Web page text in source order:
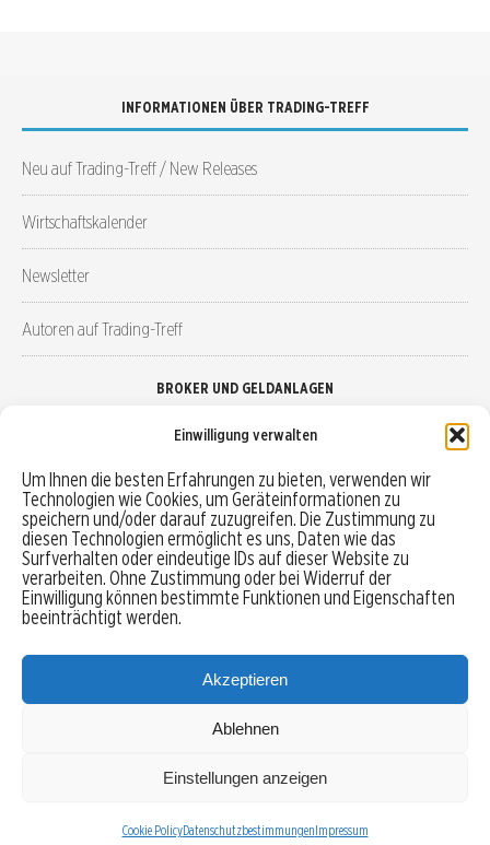
Einwilligung verwalten
Um Ihnen die besten Erfahrungen zu bieten, verwenden wir
Technologien wie Cookies, um Geräteinformationen zu
speichern und/oder darauf zuzugreifen. Die Zustimmung zu
diesen Technologien ermöglicht es uns, Daten wie das
Surfverhalten oder eindeutige IDs auf dieser Website zu
verarbeiten. Ohne Zustimmung oder bei Widerruf der
Einwilligung können bestimmte Funktionen und Eigenschaften
beeinträchtigt werden.
Akzeptieren
Ablehnen
Einstellungen anzeigen
Cookie PolicyDatenschutzbestimmungenImpressum
INFORMATIONEN ÜBER TRADING-TREFF
Neu auf Trading-Treff / New Releases
Wirtschaftskalender
Newsletter
Autoren auf Trading-Treff
BROKER UND GELDANLAGEN
Robo-Advisor vergleichen
Depotvergleich
Festgeld vergleichen
Tagesgeld vergleichen